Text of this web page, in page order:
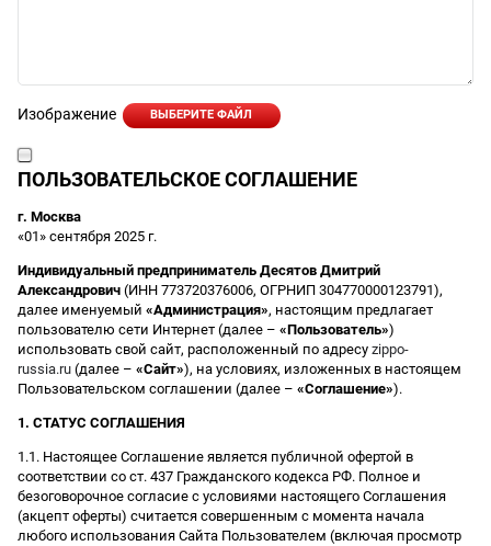
Изображение ВЫБЕРИТЕ ФАЙЛ
ПОЛЬЗОВАТЕЛЬСКОЕ СОГЛАШЕНИЕ
г. Москва
«01» сентября 2025 г.
Индивидуальный предприниматель Десятов Дмитрий
Александрович (ИНН 773720376006, ОГРНИП 304770000123791),
далее именуемый «Администрация», настоящим предлагает
пользователю сети Интернет (далее – «Пользователь»)
использовать свой сайт, расположенный по адресу zippo-
russia.ru (далее – «Сайт»), на условиях, изложенных в настоящем
Пользовательском соглашении (далее – «Соглашение»).
1. СТАТУС СОГЛАШЕНИЯ
1.1. Настоящее Соглашение является публичной офертой в
соответствии со ст. 437 Гражданского кодекса РФ. Полное и
безоговорочное согласие с условиями настоящего Соглашения
(акцепт оферты) считается совершенным с момента начала
любого использования Сайта Пользователем (включая просмотр